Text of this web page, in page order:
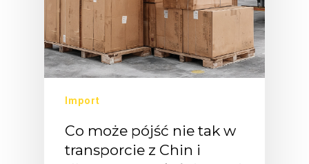
Import
Co może pójść nie tak w
transporcie z Chin i